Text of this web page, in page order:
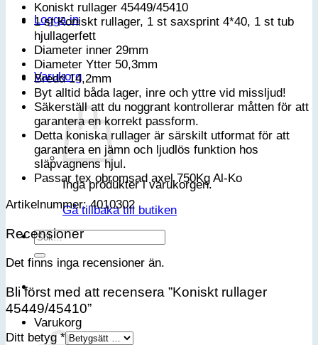
Logga in
Varukorg
Inga produkter i varukorgen.
Gå tillbaka till butiken
Sök
Varukorg
Koniskt rullager 45449/45410
1 st Koniskt rullager, 1 st saxsprint 4*40, 1 st tub
hjullagerfett
Diameter inner 29mm
Diameter Ytter 50,3mm
Bredd 14,2mm
Byt alltid båda lager, inre och yttre vid missljud!
Säkerställ att du noggrant kontrollerar måtten för att
garantera en korrekt passform.
Detta koniska rullager är särskilt utformat för att
garantera en jämn och ljudlös funktion hos
släpvagnens hjul.
Passar tex obromsad axel 750Kg Al-Ko
Artikelnummer: 4010302
Recensioner
Det finns inga recensioner än.
Bli först med att recensera ”Koniskt rullager
45449/45410”
Ditt betyg*